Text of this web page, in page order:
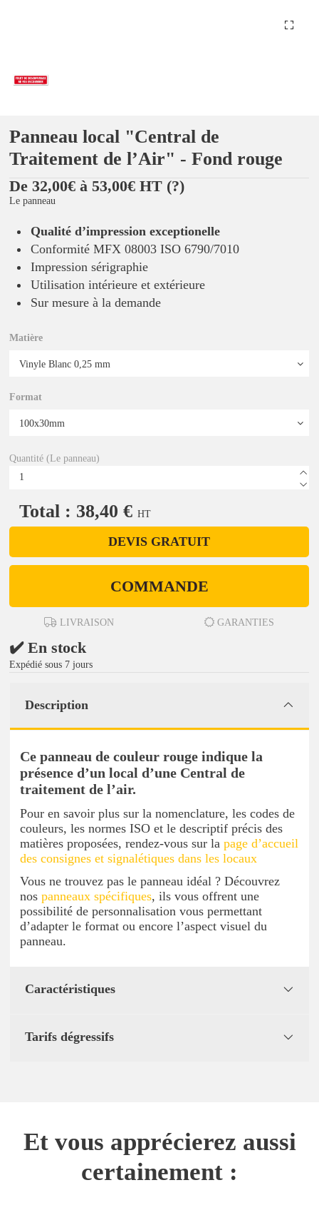
Panneau local "Central de
Traitement de l’Air" - Fond rouge
De 32,00€ à 53,00€ HT (?)
Le panneau
Qualité d’impression exceptionelle
Conformité MFX 08003 ISO 6790/7010
Impression sérigraphie
Utilisation intérieure et extérieure
Sur mesure à la demande
Matière
Format
Quantité (Le panneau)
Total : 38,40 € HT
DEVIS GRATUIT
COMMANDE
LIVRAISON GARANTIES
✔️ En stock
Expédié sous 7 jours
Description
Ce panneau de couleur rouge indique la
présence d’un local d’une Central de
traitement de l’air.
Pour en savoir plus sur la nomenclature, les codes de
couleurs, les normes ISO et le descriptif précis des
matières proposées, rendez-vous sur la page d’accueil
des consignes et signalétiques dans les locaux
Vous ne trouvez pas le panneau idéal ? Découvrez
nos panneaux spécifiques, ils vous offrent une
possibilité de personnalisation vous permettant
d’adapter le format ou encore l’aspect visuel du
panneau.
Caractéristiques
Tarifs dégressifs
Et vous apprécierez aussi
certainement :